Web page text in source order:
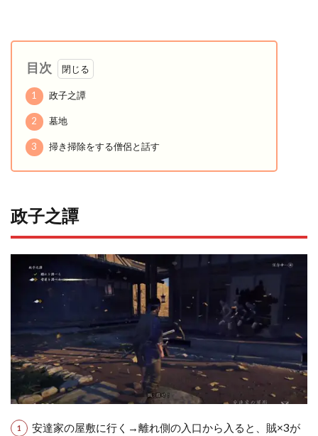
目次
1 政子之譚
2 墓地
3 掃き掃除をする僧侶と話す
政子之譚
安達家の屋敷に行く→離れ側の入口から入ると、賊×3が